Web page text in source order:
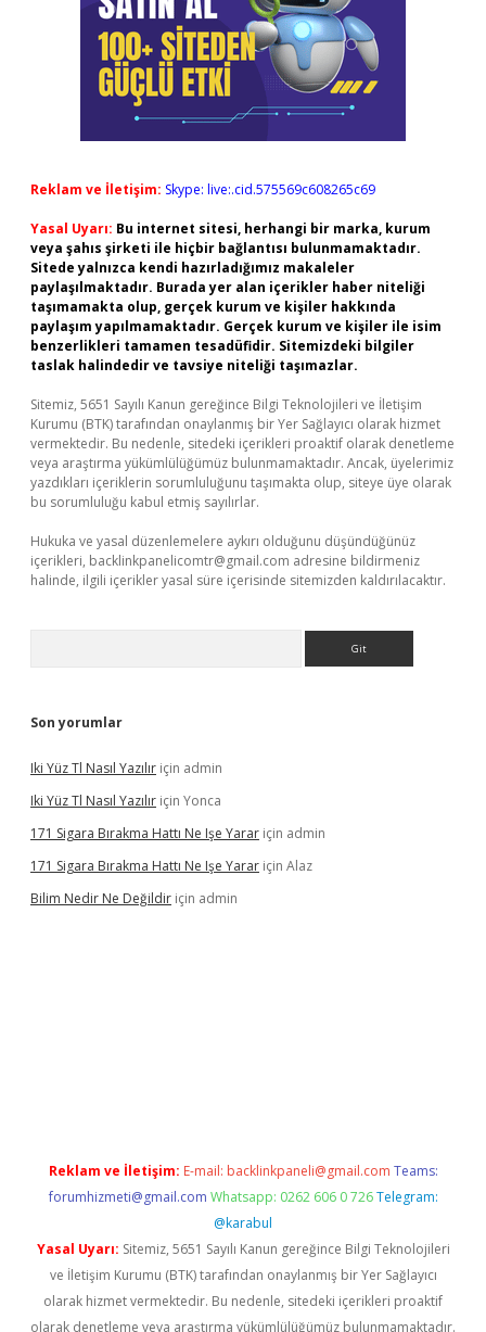
Reklam ve İletişim: Skype: live:.cid.575569c608265c69
Yasal Uyarı: Bu internet sitesi, herhangi bir marka, kurum
veya şahıs şirketi ile hiçbir bağlantısı bulunmamaktadır.
Sitede yalnızca kendi hazırladığımız makaleler
paylaşılmaktadır. Burada yer alan içerikler haber niteliği
taşımamakta olup, gerçek kurum ve kişiler hakkında
paylaşım yapılmamaktadır. Gerçek kurum ve kişiler ile isim
benzerlikleri tamamen tesadüfidir. Sitemizdeki bilgiler
taslak halindedir ve tavsiye niteliği taşımazlar.
Sitemiz, 5651 Sayılı Kanun gereğince Bilgi Teknolojileri ve İletişim
Kurumu (BTK) tarafından onaylanmış bir Yer Sağlayıcı olarak hizmet
vermektedir. Bu nedenle, sitedeki içerikleri proaktif olarak denetleme
veya araştırma yükümlülüğümüz bulunmamaktadır. Ancak, üyelerimiz
yazdıkları içeriklerin sorumluluğunu taşımakta olup, siteye üye olarak
bu sorumluluğu kabul etmiş sayılırlar.
Hukuka ve yasal düzenlemelere aykırı olduğunu düşündüğünüz
içerikleri, backlinkpanelicomtr@gmail.com adresine bildirmeniz
halinde, ilgili içerikler yasal süre içerisinde sitemizden kaldırılacaktır.
Son yorumlar
Iki Yüz Tl Nasıl Yazılır için admin
Iki Yüz Tl Nasıl Yazılır için Yonca
171 Sigara Bırakma Hattı Ne Işe Yarar için admin
171 Sigara Bırakma Hattı Ne Işe Yarar için Alaz
Bilim Nedir Ne Değildir için admin
Reklam ve İletişim: E-mail: backlinkpaneli@gmail.com Teams:
forumhizmeti@gmail.com Whatsapp: 0262 606 0 726 Telegram:
@karabul
Yasal Uyarı: Sitemiz, 5651 Sayılı Kanun gereğince Bilgi Teknolojileri
ve İletişim Kurumu (BTK) tarafından onaylanmış bir Yer Sağlayıcı
olarak hizmet vermektedir. Bu nedenle, sitedeki içerikleri proaktif
olarak denetleme veya araştırma yükümlülüğümüz bulunmamaktadır.